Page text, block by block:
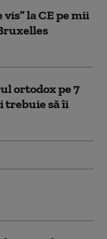
la CE pe mii
ortodox pe 7
trebuie să îi